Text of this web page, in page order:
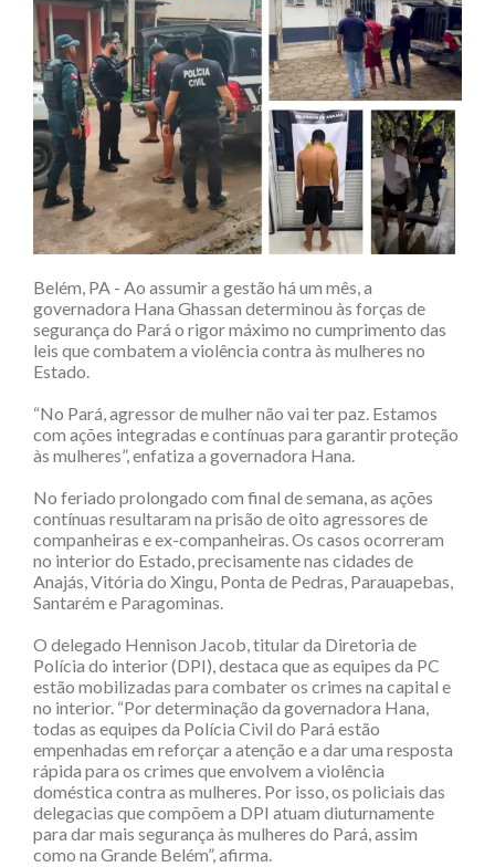
Belém, PA - Ao assumir a gestão há um mês, a
governadora Hana Ghassan determinou às forças de
segurança do Pará o rigor máximo no cumprimento das
leis que combatem a violência contra às mulheres no
Estado.
“No Pará, agressor de mulher não vai ter paz. Estamos
com ações integradas e contínuas para garantir proteção
às mulheres”, enfatiza a governadora Hana.
No feriado prolongado com final de semana, as ações
contínuas resultaram na prisão de oito agressores de
companheiras e ex-companheiras. Os casos ocorreram
no interior do Estado, precisamente nas cidades de
Anajás, Vitória do Xingu, Ponta de Pedras, Parauapebas,
Santarém e Paragominas.
O delegado Hennison Jacob, titular da Diretoria de
Polícia do interior (DPI), destaca que as equipes da PC
estão mobilizadas para combater os crimes na capital e
no interior. “Por determinação da governadora Hana,
todas as equipes da Polícia Civil do Pará estão
empenhadas em reforçar a atenção e a dar uma resposta
rápida para os crimes que envolvem a violência
doméstica contra as mulheres. Por isso, os policiais das
delegacias que compõem a DPI atuam diuturnamente
para dar mais segurança às mulheres do Pará, assim
como na Grande Belém”, afirma.